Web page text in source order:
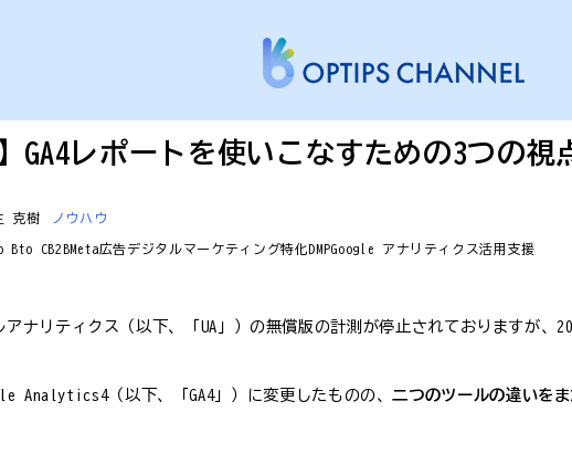
GA4レポートを使いこなすための3つの視
克樹 ノウハウ
Bto CB2BMeta広告デジタルマーケティング特化DMPGoogle アナリティクス活用支援
ナリティクス（以下、「UA」）の無償版の計測が停止されておりますが、
Analytics4（以下、「GA4」）に変更したものの、二つのツールの違いを